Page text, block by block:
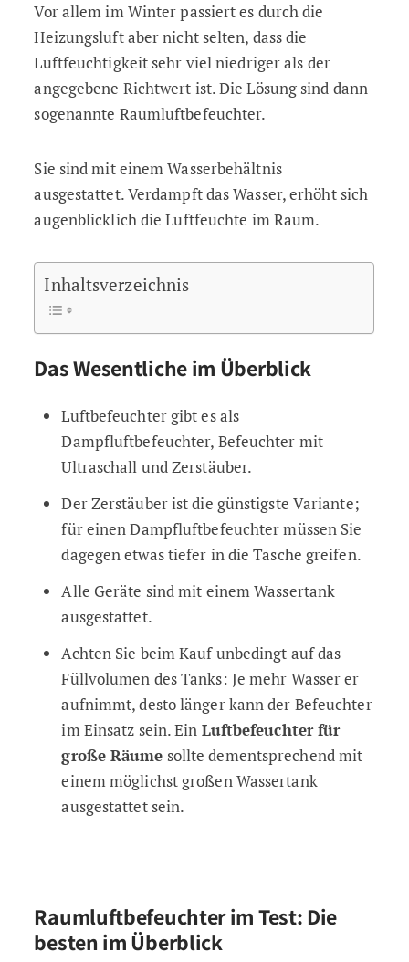
Vor allem im Winter passiert es durch die
Heizungsluft aber nicht selten, dass die
Luftfeuchtigkeit sehr viel niedriger als der
angegebene Richtwert ist. Die Lösung sind dann
sogenannte Raumluftbefeuchter.
Sie sind mit einem Wasserbehältnis
ausgestattet. Verdampft das Wasser, erhöht sich
augenblicklich die Luftfeuchte im Raum.
Inhaltsverzeichnis
Das Wesentliche im Überblick
Luftbefeuchter gibt es als
Dampfluftbefeuchter, Befeuchter mit
Ultraschall und Zerstäuber.
Der Zerstäuber ist die günstigste Variante;
für einen Dampfluftbefeuchter müssen Sie
dagegen etwas tiefer in die Tasche greifen.
Alle Geräte sind mit einem Wassertank
ausgestattet.
Achten Sie beim Kauf unbedingt auf das
Füllvolumen des Tanks: Je mehr Wasser er
aufnimmt, desto länger kann der Befeuchter
im Einsatz sein. Ein Luftbefeuchter für
große Räume sollte dementsprechend mit
einem möglichst großen Wassertank
ausgestattet sein.
Raumluftbefeuchter im Test: Die
besten im Überblick